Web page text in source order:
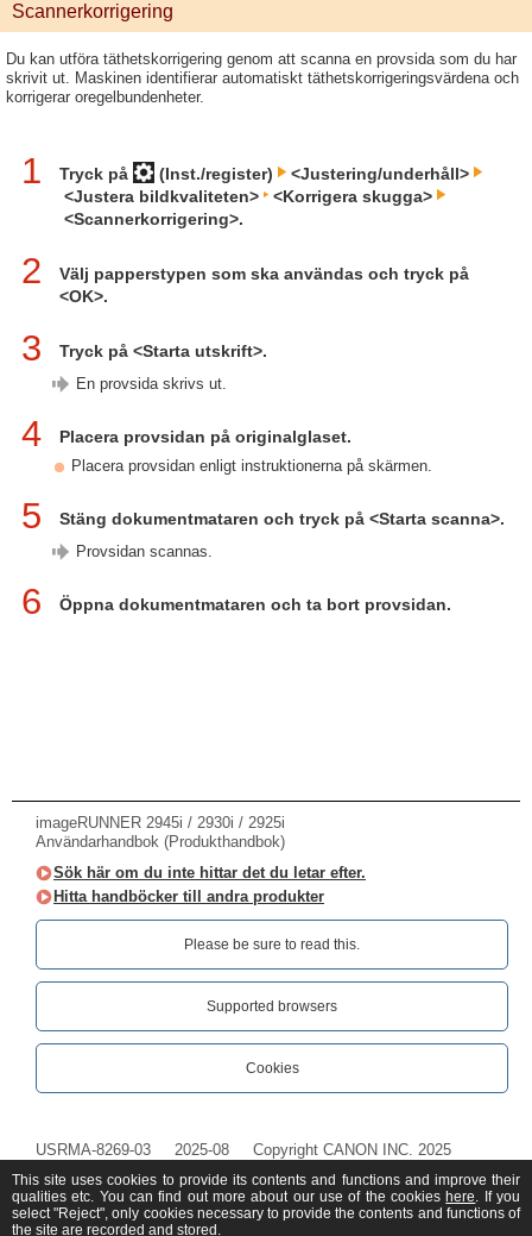
Scannerkorrigering
Du kan utföra täthetskorrigering genom att scanna en provsida som du har
skrivit ut. Maskinen identifierar automatiskt täthetskorrigeringsvärdena och
korrigerar oregelbundenheter.
1 Tryck på (Inst./register)
<Justering/underhåll>
<Justera bildkvaliteten>
<Korrigera skugga>
<Scannerkorrigering>.
2
Välj papperstypen som ska användas och tryck på
<OK>.
3 Tryck på <Starta utskrift>.
En provsida skrivs ut.
4 Placera provsidan på originalglaset.
Placera provsidan enligt instruktionerna på skärmen.
5 Stäng dokumentmataren och tryck på <Starta scanna>.
Provsidan scannas.
6 Öppna dokumentmataren och ta bort provsidan.
imageRUNNER 2945i / 2930i / 2925i
Användarhandbok (Produkthandbok)
Sök här om du inte hittar det du letar efter.
Hitta handböcker till andra produkter
Please be sure to read this.‎
Supported browsers
Cookies
USRMA-8269-03 2025-08 Copyright CANON INC. 2025
This site uses cookies to provide its contents and functions and improve their
qualities etc. You can find out more about our use of the cookies here. If you
select "Reject", only cookies necessary to provide the contents and functions of
the site are recorded and stored.